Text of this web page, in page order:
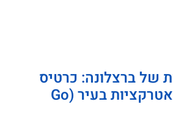
של ברצלונה: כרטיס
הנחות למגוון אטרקציות בעיר (Go